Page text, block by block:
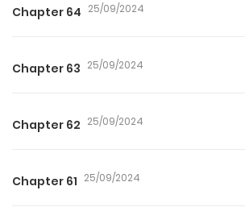
Chapter 64 25/09/2024
Chapter 63 25/09/2024
Chapter 62 25/09/2024
Chapter 61 25/09/2024